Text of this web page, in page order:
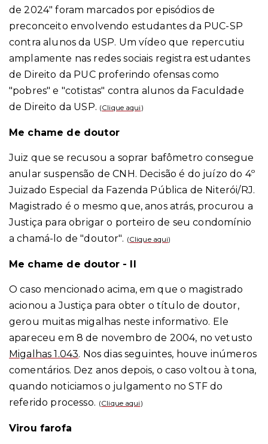
de 2024" foram marcados por episódios de
preconceito envolvendo estudantes da PUC-SP
contra alunos da USP. Um vídeo que repercutiu
amplamente nas redes sociais registra estudantes
de Direito da PUC proferindo ofensas como
"pobres" e "cotistas" contra alunos da Faculdade
de Direito da USP. (Clique aqui )
Me chame de doutor
Juiz que se recusou a soprar bafômetro consegue
anular suspensão de CNH. Decisão é do juízo do 4º
Juizado Especial da Fazenda Pública de Niterói/RJ.
Magistrado é o mesmo que, anos atrás, procurou a
Justiça para obrigar o porteiro de seu condomínio
a chamá-lo de "doutor". (Clique aqui)
Me chame de doutor - II
O caso mencionado acima, em que o magistrado
acionou a Justiça para obter o título de doutor,
gerou muitas migalhas neste informativo. Ele
apareceu em 8 de novembro de 2004, no vetusto
Migalhas 1.043. Nos dias seguintes, houve inúmeros
comentários. Dez anos depois, o caso voltou à tona,
quando noticiamos o julgamento no STF do
referido processo. (Clique aqui )
Virou farofa